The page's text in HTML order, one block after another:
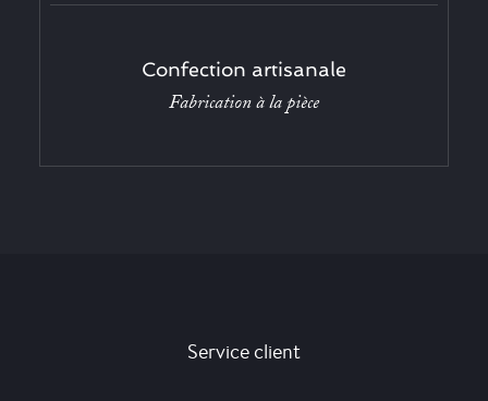
Confection artisanale
Fabrication à la pièce
Service client